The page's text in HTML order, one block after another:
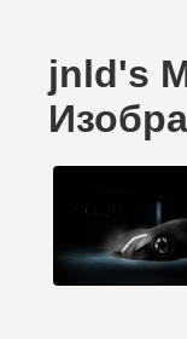
jnld's